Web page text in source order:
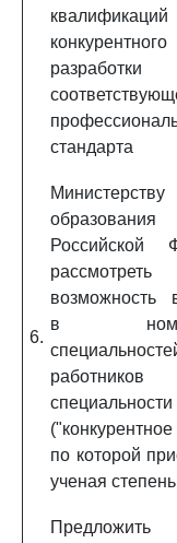
разработки
стандарта
6.
Министерству
Российской
рассмотреть
возможность
в
работников
специальности
по которой
ученая степень
Предложить